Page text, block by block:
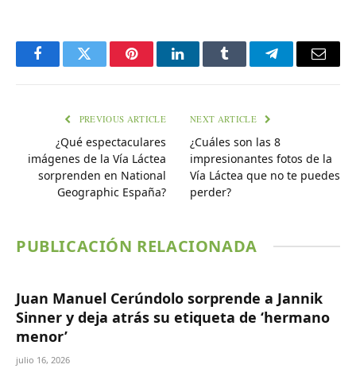
FacebookTwitter PinterestLinkedInTumblr TelegramEmail
PREVIOUS ARTICLE
¿Qué espectaculares
imágenes de la Vía Láctea
sorprenden en National
Geographic España?
NEXT ARTICLE
¿Cuáles son las 8
impresionantes fotos de la
Vía Láctea que no te puedes
perder?
PUBLICACIÓN RELACIONADA
Juan Manuel Cerúndolo sorprende a Jannik
Sinner y deja atrás su etiqueta de ‘hermano
menor’
julio 16, 2026